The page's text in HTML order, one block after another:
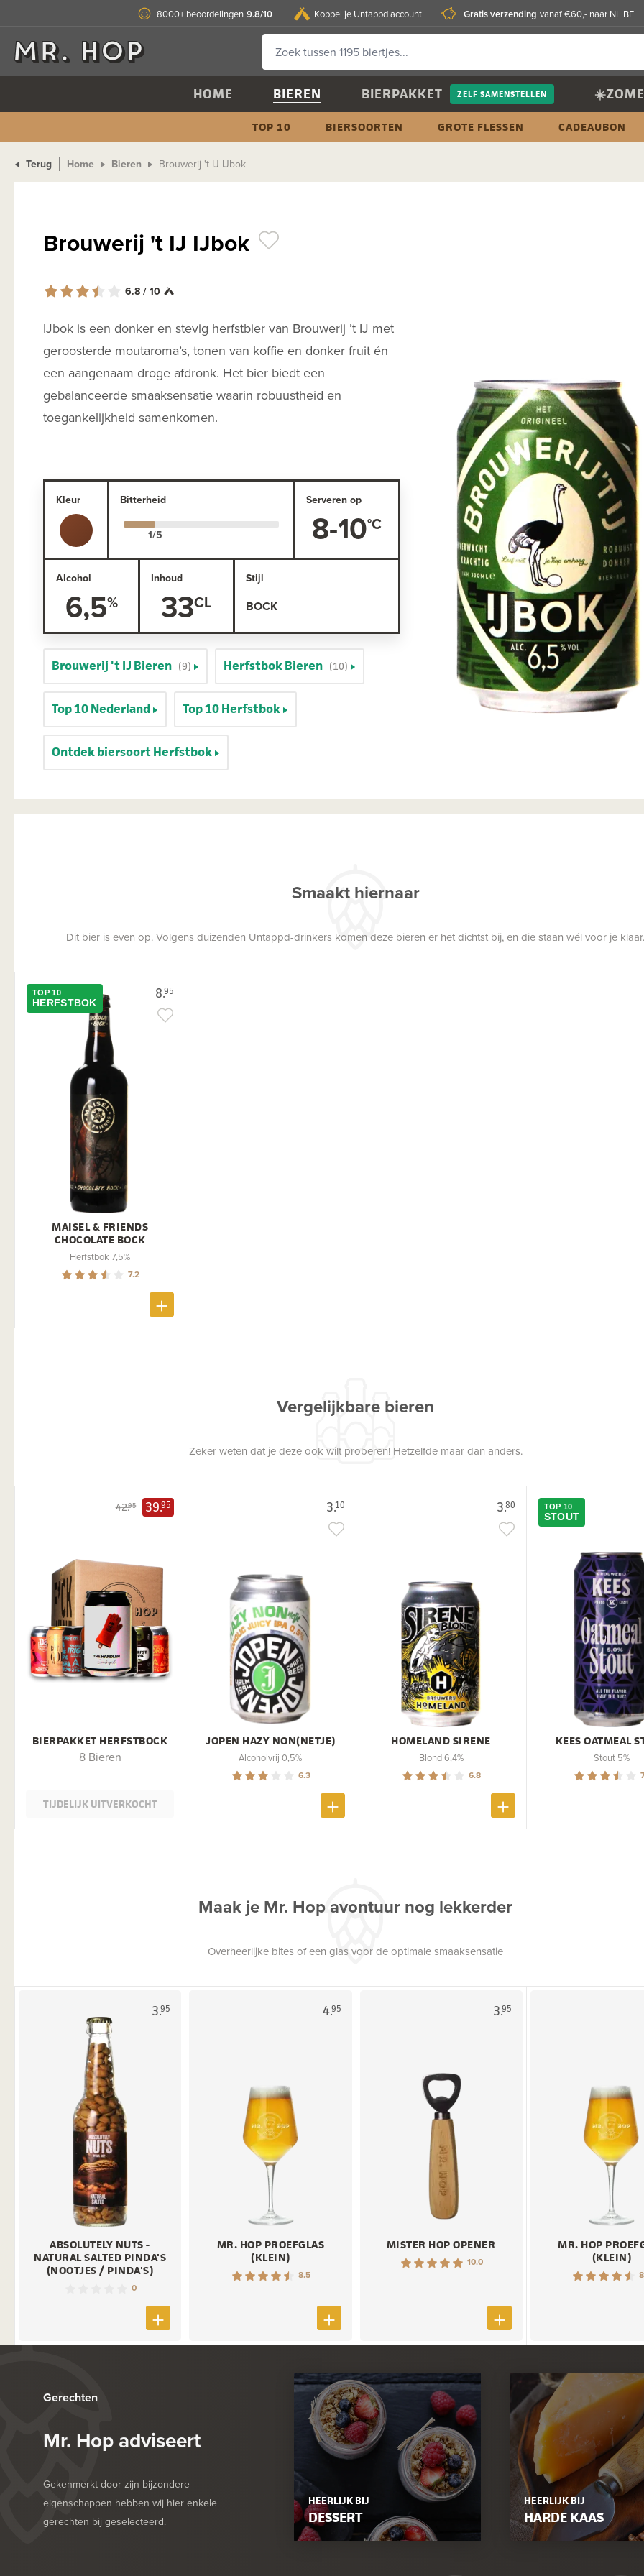
8000+ beoordelingen 9.8/10 Koppel je Untappd account Gratis verzending vanaf €60,- naar NL BE
HOME BIEREN BIERPAKKET ZELF SAMENSTELLEN
TOP 10 BIERSOORTEN GROTE FLESSEN CADEAUBON
Terug Home Bieren Brouwerij 't IJ IJbok
Brouwerij 't IJ IJbok
6.8 / 10
IJbok is een donker en stevig herfstbier van Brouwerij ’t IJ met
geroosterde moutaroma’s, tonen van koffie en donker fruit én
een aangenaam droge afdronk. Het bier biedt een
gebalanceerde smaaksensatie waarin robuustheid en
toegankelijkheid samenkomen.
Kleur Bitterheid Serveren op
8-10
Alcohol
6,5
Inhoud
33
Stijl
BOCK
Brouwerij 't IJ Bieren (9) Herfstbok Bieren (10)
Top 10 Nederland Top 10 Herfstbok
Ontdek biersoort Herfstbok
Smaakt hiernaar
Dit bier is even op. Volgens duizenden Untappd-drinkers komen deze bieren er het dichtst bij, en die staan wél voor je klaar.
8.95
TOP 10
HERFSTBOK
MAISEL & FRIENDS
CHOCOLATE BOCK
Herfstbok 7,5%
7.2
Vergelijkbare bieren
Zeker weten dat je deze ook wilt proberen! Hetzelfde maar dan anders.
42.95 39.95
BIERPAKKET HERFSTBOCK
8 Bieren
TIJDELIJK UITVERKOCHT
3.10
JOPEN HAZY NON(NETJE)
Alcoholvrij 0,5%
6.3
3.80
HOMELAND SIRENE
Blond 6,4%
6.8
TOP 10
STOUT
KEES OATMEAL
Stout 5%
Maak je Mr. Hop avontuur nog lekkerder
Overheerlijke bites of een glas voor de optimale smaaksensatie
3.95
ABSOLUTELY NUTS -
NATURAL SALTED PINDA'S
(NOOTJES / PINDA'S)
0
4.95
MR. HOP PROEFGLAS
(KLEIN)
8.5
3.95
MISTER HOP OPENER
10.0
MR. HOP
(KLEIN)
Gerechten
Mr. Hop adviseert
Gekenmerkt door zijn bijzondere
eigenschappen hebben wij hier enkele
gerechten bij geselecteerd.
HEERLIJK BIJ
DESSERT
HEERLIJK BIJ
HARDE KAAS